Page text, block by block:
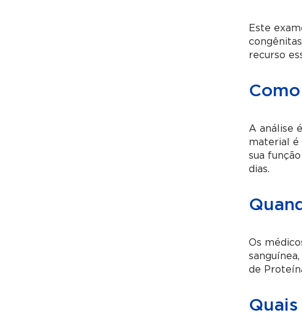
Este
recurso
A análise
material é
sua
dias.
Os
de